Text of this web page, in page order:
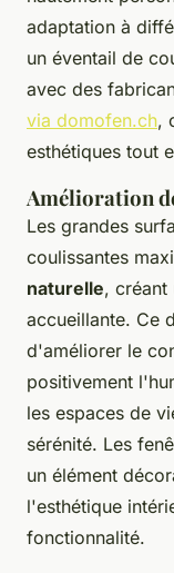
adaptation à
un éventail de
avec des
via domofen.ch,
esthétiques tout
Amélioration
Les grandes
coulissantes
naturelle, créant
accueillante. Ce
d'améliorer le
positivement
les espaces de
sérénité. Les
un élément
l'esthétique
fonctionnalité.